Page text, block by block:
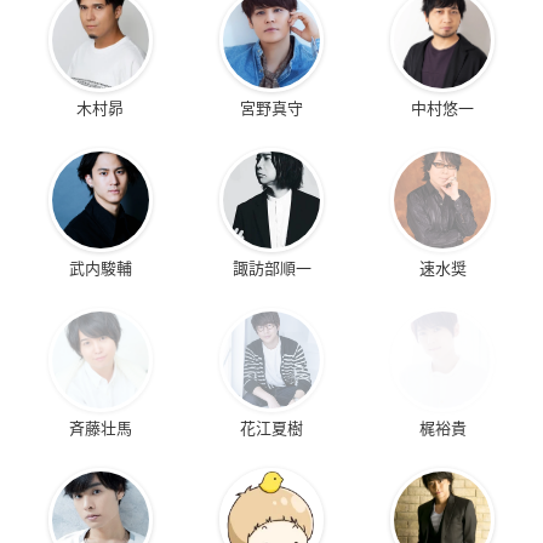
木村昴 宮野真守 中村悠一
武内駿輔 諏訪部順一 速水奨
斉藤壮馬 花江夏樹 梶裕貴